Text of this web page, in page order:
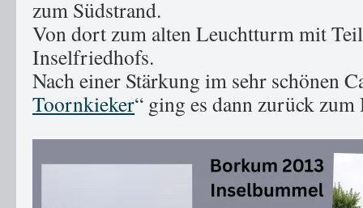
zum Südstrand.
Von dort zum alten Leuchtturm mit
Inselfriedhofs.
Nach einer Stärkung im sehr schönen
Toornkieker“ ging es dann zurück